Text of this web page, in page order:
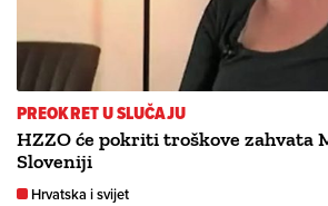
PREOKRET U SLUČAJU
HZZO će pokriti troškove zahvata
Sloveniji
Hrvatska i svijet